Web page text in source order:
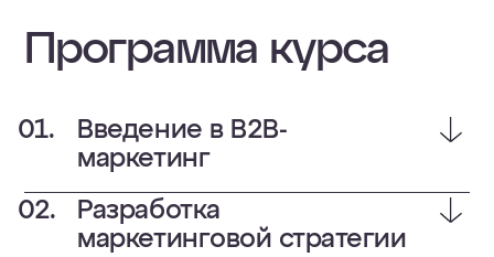
Программа курса
Введение в B2B-
маркетинг
Разработка
маркетинговой стратегии